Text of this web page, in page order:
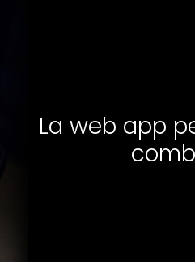
La web app